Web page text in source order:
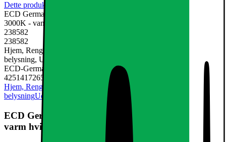
Dette produkt er endnu ikke blevet bedømt.
ECD Germany LED gadelygte 100W - AC85-265V - varm hvid
3000K - vandtæt IP66 -
238582
238582
Hjem, Rengøring & Køkkenudstyr, El & belysning, Lamper &
belysning, Udendørsbelysning
ECD-Germany
4251417265926
Hjem, Rengøring & Køkkenudstyr
El & belysning
belysningUdendørsbelysning
ECD Germany LED gadelygte 100W - AC85-265V -
varm hvid 3000K - vandtæt IP66 -